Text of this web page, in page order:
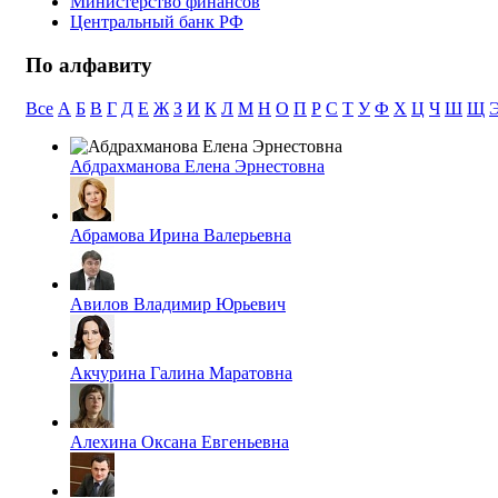
Центральный банк РФ
По алфавиту
Все А Б В Г Д Е Ж З И К Л М Н О П Р С Т У Ф Х Ц Ч Ш Щ
Абдрахманова Елена Эрнестовна
Абрамова Ирина Валерьевна
Авилов Владимир Юрьевич
Акчурина Галина Маратовна
Алехина Оксана Евгеньевна